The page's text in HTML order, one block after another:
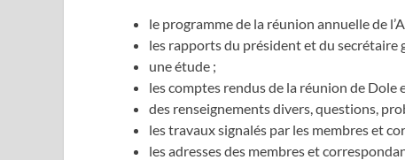
le programme de la réunion annuelle de
les rapports du président et du secrétaire
une étude ;
les comptes rendus de la réunion de
des renseignements divers, questions,
les travaux signalés par les membres et
les adresses des membres et